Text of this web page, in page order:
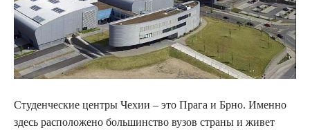
Студенческие центры Чехии – это Прага и Брно. Именно
здесь расположено большинство вузов страны и живет